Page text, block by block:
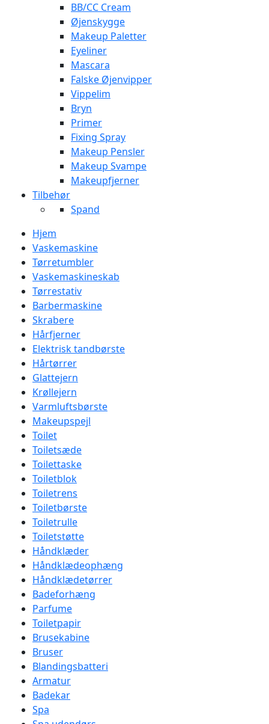
BB/CC Cream
Øjenskygge
Makeup Paletter
Eyeliner
Mascara
Falske Øjenvipper
Vippelim
Bryn
Primer
Fixing Spray
Makeup Pensler
Makeup Svampe
Makeupfjerner
Tilbehør
Spand
Hjem
Vaskemaskine
Tørretumbler
Vaskemaskineskab
Tørrestativ
Barbermaskine
Skrabere
Hårfjerner
Elektrisk tandbørste
Hårtørrer
Glattejern
Krøllejern
Varmluftsbørste
Makeupspejl
Toilet
Toiletsæde
Toilettaske
Toiletblok
Toiletrens
Toiletbørste
Toiletrulle
Toiletstøtte
Håndklæder
Håndklædeophæng
Håndklædetørrer
Badeforhæng
Parfume
Toiletpapir
Brusekabine
Bruser
Blandingsbatteri
Armatur
Badekar
Spa